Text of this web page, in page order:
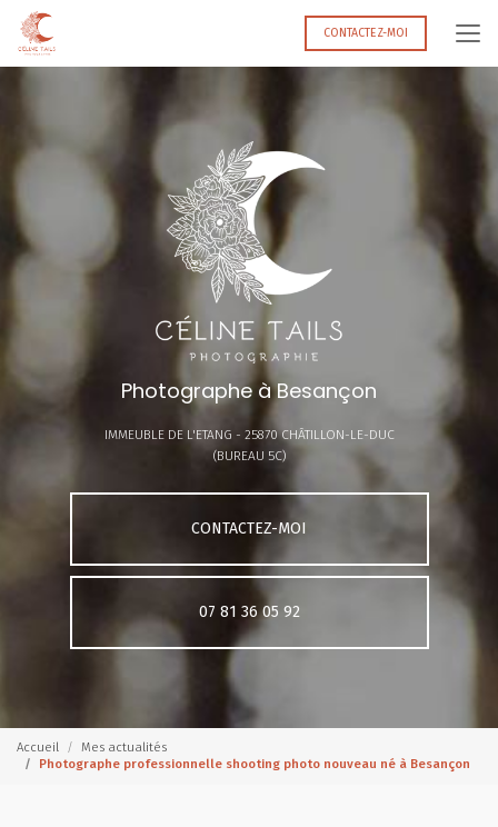
Aller
contenu
CONTACTEZ-MOI
Photographe à Besançon
IMMEUBLE DE L'ETANG - 25870 CHÂTILLON-LE-DUC
(BUREAU 5C)
CONTACTEZ-MOI
07 81 36 05 92
Accueil
Mes actualités
Photographe professionnelle shooting photo nouveau né à Besançon